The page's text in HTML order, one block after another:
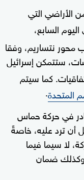
الأراضي التي
السابع،
محور نتساريم، وفقا
ستتمكن إسرائيل
كما سيتم
المتحدة.
في حركة حماس
أن ترد عليه، خاصةً
لا سيما فيما
ضمان